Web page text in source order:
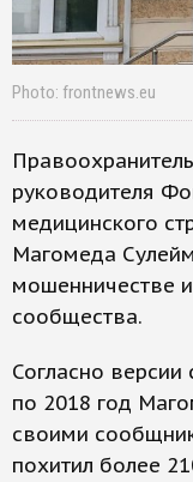
Photo: frontnews.eu
руководителя
медицинского
Магомеда
мошенничестве
сообщества.
Согласно версии
по 2018 год
своими
похитил более